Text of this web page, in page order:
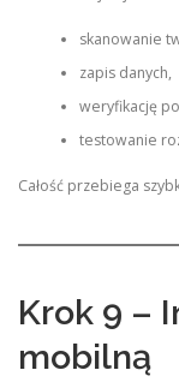
skanowanie
zapis danych,
weryfikację
testowanie
Całość przebiega
Krok 9 –
mobilną